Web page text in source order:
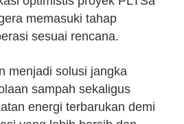
memasuki tahap
sesuai rencana.
menjadi solusi jangka
sampah sekaligus
energi terbarukan demi